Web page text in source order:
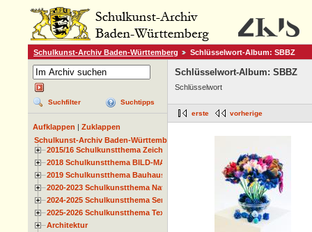
Schulkunst-Archiv Baden-Württemberg Schlüsselwort-Album: SBBZ
Suchfilter Suchtipps
Aufklappen
Zuklappen
Schulkunst-Archiv Baden-Württemberg
2015/16 Schulkunstthema Zeichnen
2018 Schulkunstthema BILD-MATERIAL-OBJEKT
2019 Schulkunstthema Bauhaus
2020-2023 Schulkunstthema Natur und Zeit
2024-2025 Schulkunstthema Serie
2025-2026 Schulkunstthema Textil
Architektur
Schlüsselwort-Album: SBBZ
Schlüsselwort
erste vorherige